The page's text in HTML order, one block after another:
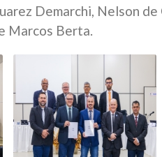
Demarchi, Nelson
Marcos Berta.